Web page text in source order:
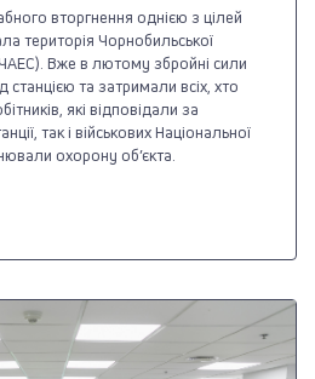
вторгнення однією з цілей
територія Чорнобильської
Вже в лютому збройні сили
та затримали всіх, хто
які відповідали за
так і військових Національної
охорону об’єкта.